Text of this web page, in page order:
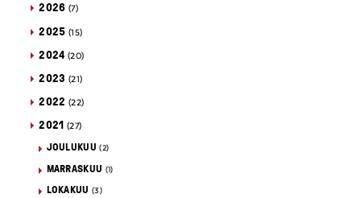
2026 (7)
2025 (15)
2024 (20)
2023 (21)
2022 (22)
2021 (27)
JOULUKUU (2)
MARRASKUU (1)
LOKAKUU (3)